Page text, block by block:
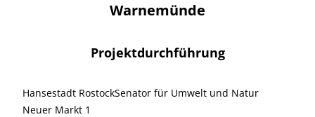
Warnemünde
Projektdurchführung
Hansestadt RostockSenator für Umwelt und Natur
Neuer Markt 1